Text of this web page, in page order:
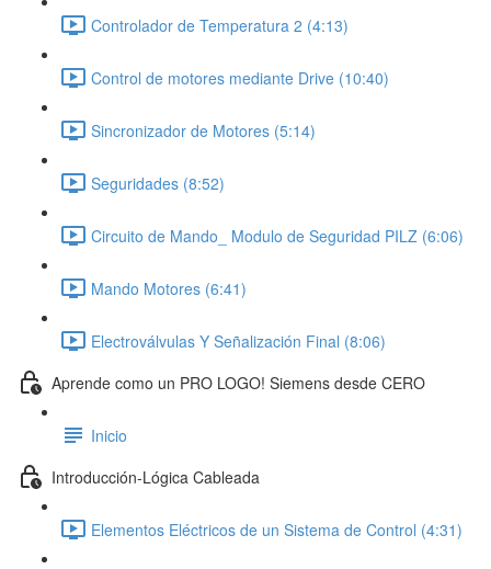
Controlador de Temperatura 2 (4:13)
Control de motores mediante Drive (10:40)
Sincronizador de Motores (5:14)
Seguridades (8:52)
Circuito de Mando_ Modulo de Seguridad PILZ (6:06)
Mando Motores (6:41)
Electroválvulas Y Señalización Final (8:06)
Aprende como un PRO LOGO! Siemens desde CERO
Inicio
Introducción-Lógica Cableada
Elementos Eléctricos de un Sistema de Control (4:31)